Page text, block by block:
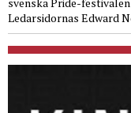
svenska Pride-
Ledarsidornas Edward